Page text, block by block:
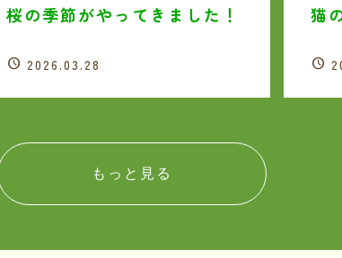
桜の季節がやってきました！
2026.03.28
猫
もっと見る